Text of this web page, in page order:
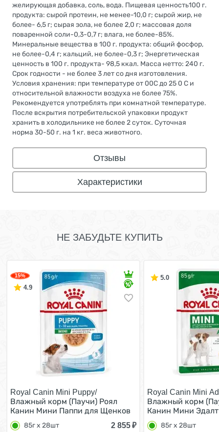
желирующая добавка, соль, вода. Пищевая ценность100 г.
продукта: сырой протеин, не менее-10,0 г; сырой жир, не
более- 6,5 г; сырая зола, не более 2,0 г; массовая доля
поваренной соли-0,3-0,7 г; влага, не более-85%.
Минеральные вещества в 100 г. продукта: общий фосфор,
не более-0,4 г; кальций, не более-0,3 г; Энергетическая
ценность в 100 г. продукта- 98,5 ккал. Масса нетто: 240 г.
Срок годности - не более 3 лет со дня изготовления.
Условия хранения: при температуре от 00С до 25 0 С и
относительной влажности воздуха не более 75%.
Рекомендуется употреблять при комнатной температуре.
После вскрытия потребительской упаковки продукт
хранить в холодильнике не более 2 суток. Суточная
норма 30-50 г. на 1 кг. веса животного.
Отзывы
Характеристики
НЕ ЗАБУДЬТЕ КУПИТЬ
15%
4.9
Royal Canin Mini Puppy/
Влажный корм (Паучи) Роял
Канин Мини Паппи для Щенков
Мелких пород в возрасте от 2 до
10 месяцев (цена за упаковку)
85г х 28шт 2 855₽
5.0
Royal Canin Mini
Влажный корм
Канин Мини
собак Мелких
кг в возрасте от
85г х 28шт